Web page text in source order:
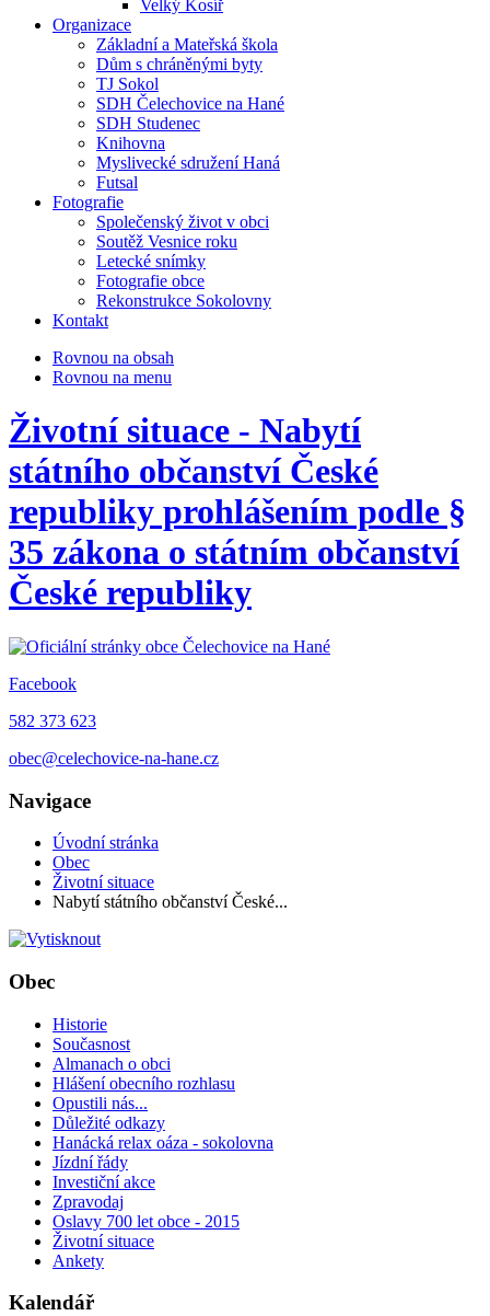
Velký Kosíř
Organizace
Základní a Mateřská škola
Dům s chráněnými byty
TJ Sokol
SDH Čelechovice na Hané
SDH Studenec
Knihovna
Myslivecké sdružení Haná
Futsal
Fotografie
Společenský život v obci
Soutěž Vesnice roku
Letecké snímky
Fotografie obce
Rekonstrukce Sokolovny
Kontakt
Rovnou na obsah
Rovnou na menu
Životní situace - Nabytí
státního občanství České
republiky prohlášením podle §
35 zákona o státním občanství
České republiky
Facebook
582 373 623
obec@celechovice-na-hane.cz
Navigace
Úvodní stránka
Obec
Životní situace
Nabytí státního občanství České...
Obec
Historie
Současnost
Almanach o obci
Hlášení obecního rozhlasu
Opustili nás...
Důležité odkazy
Hanácká relax oáza - sokolovna
Jízdní řády
Investiční akce
Zpravodaj
Oslavy 700 let obce - 2015
Životní situace
Ankety
Kalendář